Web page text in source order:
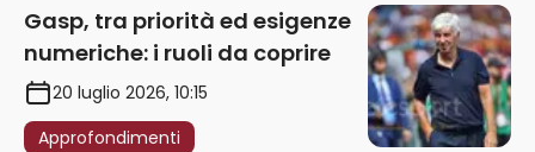
Gasp, tra priorità ed esigenze
numeriche: i ruoli da coprire
20 luglio 2026, 10:15
Approfondimenti